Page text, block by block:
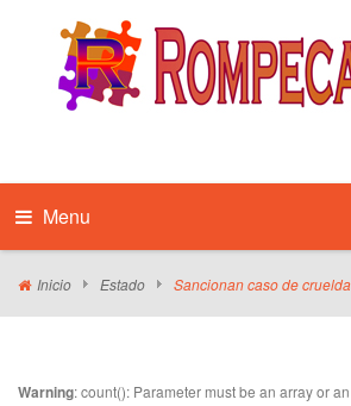
Menu
Inicio Estado Sancionan caso de
Warning: count(): Parameter must be an array or